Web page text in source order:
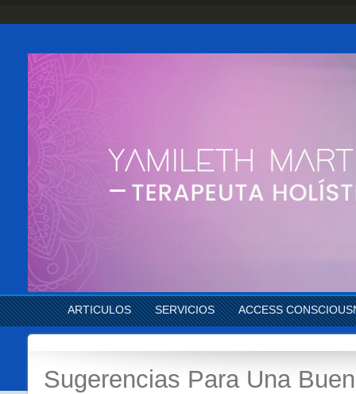
ARTICULOS SERVICIOS ACCESS
Sugerencias Para Una